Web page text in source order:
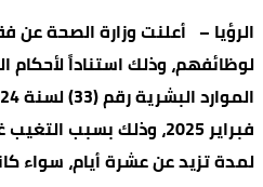
الرؤيا – أعلنت وزارة الصحة
فبراير 2025، وذلك بسبب
لمدة تزيد عن عشرة أيام، سواء